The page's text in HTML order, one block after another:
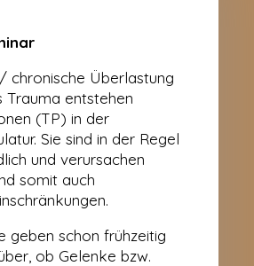
chronische Überlastung
entstehen
(TP) in der
Sie sind in der Regel
und verursachen
somit auch
geben schon frühzeitig
ob Gelenke bzw.